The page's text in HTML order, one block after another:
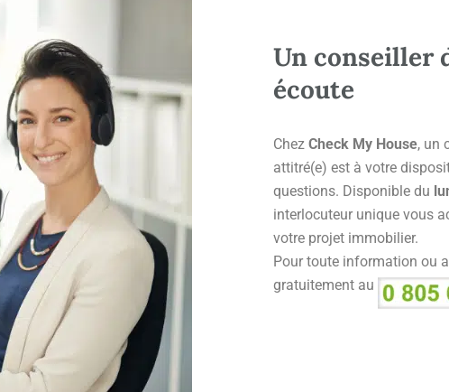
Un conseiller
écoute
Chez Check My House, un
attitré(e) est à votre
questions. Disponible du
interlocuteur unique vous
votre projet immobilier.
Pour toute information ou
gratuitement au